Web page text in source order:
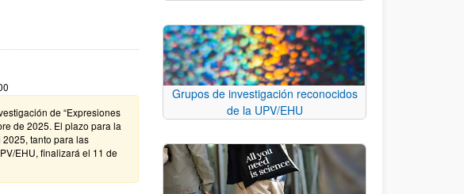
de “Expresiones
de 2025. El plazo para la
tanto para las
EHU, finalizará el 11 de
Grupos de investigación reconocidos
de la UPV/EHU